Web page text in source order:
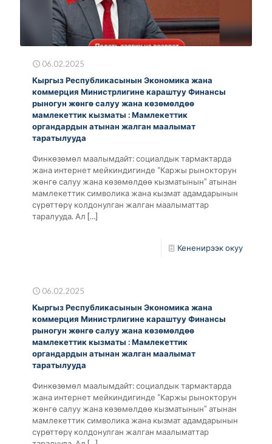
06.02.2025
Кыргыз Республикасынын Экономика жана
коммерция Министрлигине караштуу Финансы
рыногун жөнгө салуу жана көзөмөлдөө
мамлекеттик кызматы : Мамлекеттик
органдардын атынан жалган маалымат
таратылууда
Финкөзөмөл маалымдайт: социалдык тармактарда
жана интернет мейкиндигинде “Каржы рынокторун
жөнгө салуу жана көзөмөлдөө кызматынын” атынан
мамлекеттик символика жана кызмат адамдарынын
сүрөттөрү колдонулган жалган маалыматтар
таралууда. Ал […]
Кененирээк окуу
06.02.2025
Кыргыз Республикасынын Экономика жана
коммерция Министрлигине караштуу Финансы
рыногун жөнгө салуу жана көзөмөлдөө
мамлекеттик кызматы : Мамлекеттик
органдардын атынан жалган маалымат
таратылууда
Финкөзөмөл маалымдайт: социалдык тармактарда
жана интернет мейкиндигинде “Каржы рынокторун
жөнгө салуу жана көзөмөлдөө кызматынын” атынан
мамлекеттик символика жана кызмат адамдарынын
сүрөттөрү колдонулган жалган маалыматтар